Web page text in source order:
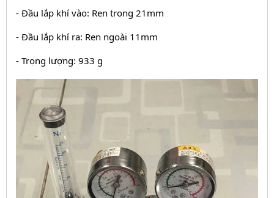
- Đầu lắp khí vào: Ren trong 21mm
- Đầu lắp khí ra: Ren ngoài 11mm
- Trọng lượng: 933 g